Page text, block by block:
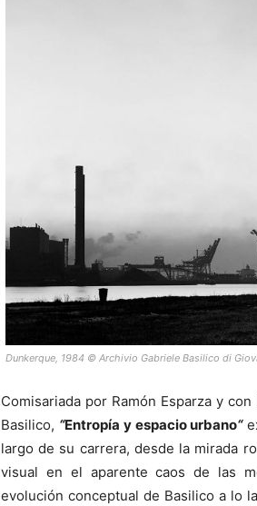
Dunkerque, 1984 © Archivio Gabriele Basilico di
Comisariada por Ramón Esparza y
Basilico, “Entropía y espacio urbano“
largo de su carrera, desde la mirada
visual en el aparente caos de las
evolución conceptual de Basilico a lo